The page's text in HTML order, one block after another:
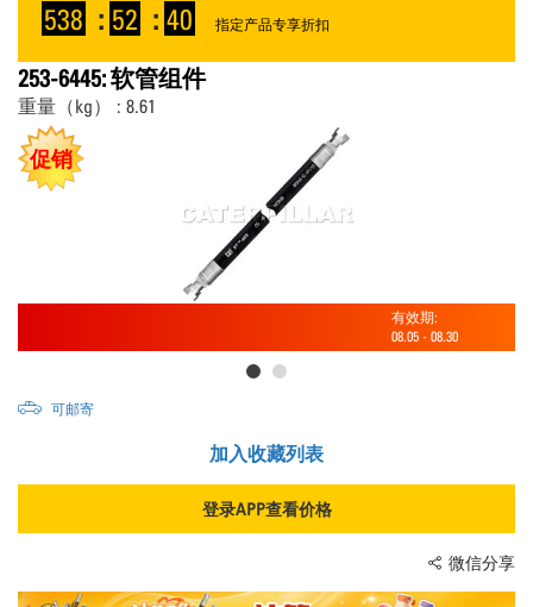
538 : 52 : 40 指定产品专享折扣
253-6445: 软管组件
重量（kg） : 8.61
促销
有效期:
08.05 - 08.30
可邮寄
加入收藏列表
登录APP查看价格
微信分享